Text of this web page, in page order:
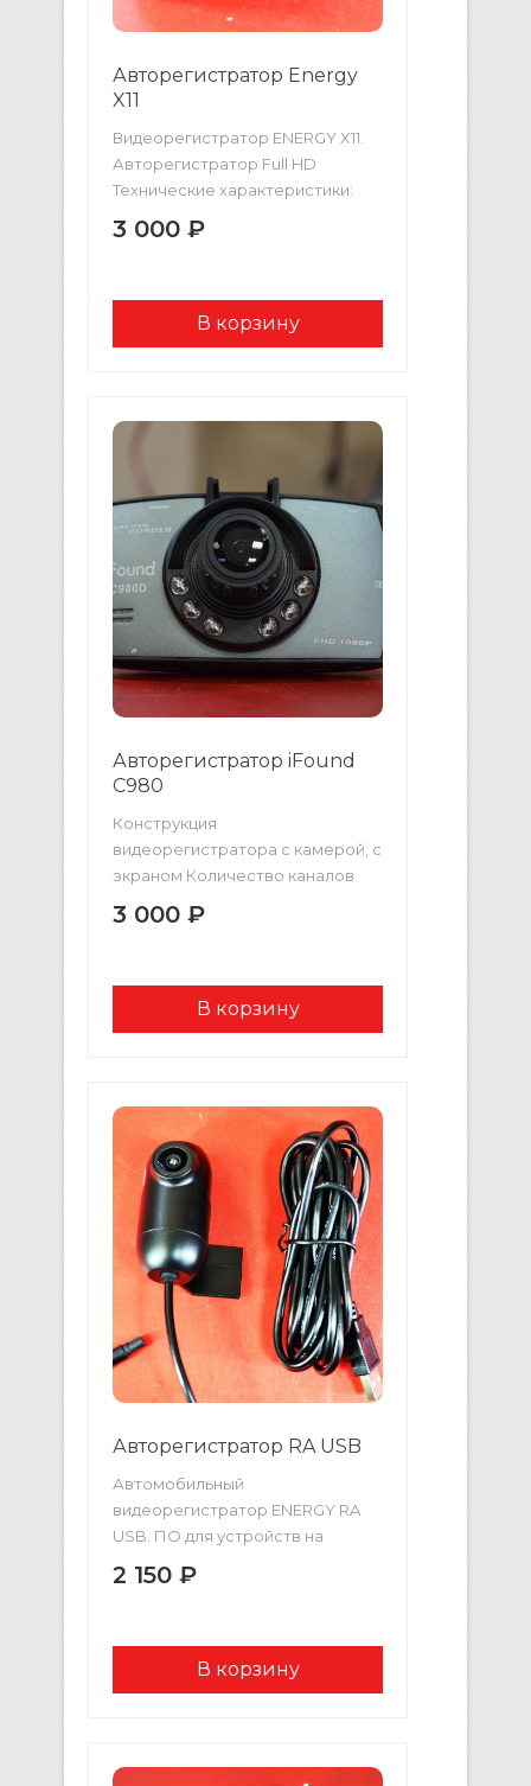
Авторегистратор Energy
X11
Видеорегистратор ENERGY X11.
Авторегистратор Full HD
Технические характеристики:
Металлический корпус Большой
3″ дисплей Разрешение 1080P
Циклическая запись Датчик
движения Встроенный
включение при запуске
обзора Новый в упаковке
3 000 ₽
Авторегистратор iFound
С980
Конструкция
видеорегистратора с камерой, с
экраном Количество каналов
записи видео/звука1/1Поддержка
HD1080p Запись видео 1920×1080
сенсор) Запись времени и даты
Встроенный микрофон
подсветка Режим фотосъемки
Запись события в отдельный
файл Формат записи MOV
Питаниеот аккумулятора, от
бортовой сети автомобиля
Формат аккумулятора
собственный
Экран: диагональ 2.7″ Поддержка
карт памяти microSD до 32 Гб […]
3 000 ₽
Авторегистратор RA USB
Автомобильный
видеорегистратор ENERGY RA
USB. ПО для устройств на
Android в комплекте! Качество
записываемого видео: Full HD
формата micro-TF до 32 Гб Вход
для подключения к ПК: USB2.0
градусов (диагональ)
2 150 ₽